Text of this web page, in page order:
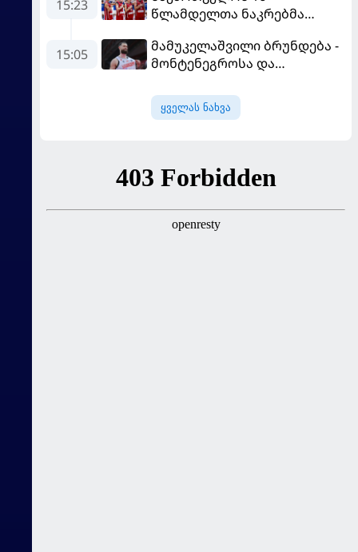
15:23
წლამდელთა ნაკრებმა
მარცხით გახსნა
15:05
მამუკელაშვილი ბრუნდება -
მონტენეგროსა და
მატჩებისთვის საქართველო
მზადებას 15
ყველას ნახვა